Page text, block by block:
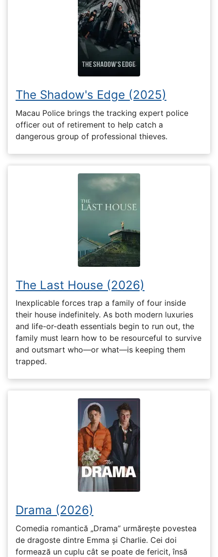
The Shadow's Edge (2025)
Macau Police brings the tracking expert police
officer out of retirement to help catch a
dangerous group of professional thieves.
The Last House (2026)
Inexplicable forces trap a family of four inside
their house indefinitely. As both modern luxuries
and life-or-death essentials begin to run out, the
family must learn how to be resourceful to survive
and outsmart who—or what—is keeping them
trapped.
Drama (2026)
Comedia romantică „Drama” urmărește povestea
de dragoste dintre Emma și Charlie. Cei doi
formează un cuplu cât se poate de fericit, însă